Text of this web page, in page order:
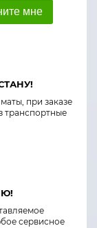
мне
при заказе
транспортные
сервисное